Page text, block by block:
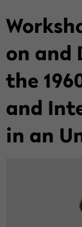
on and
the
and
in an